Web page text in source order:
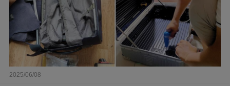
2025/06/08